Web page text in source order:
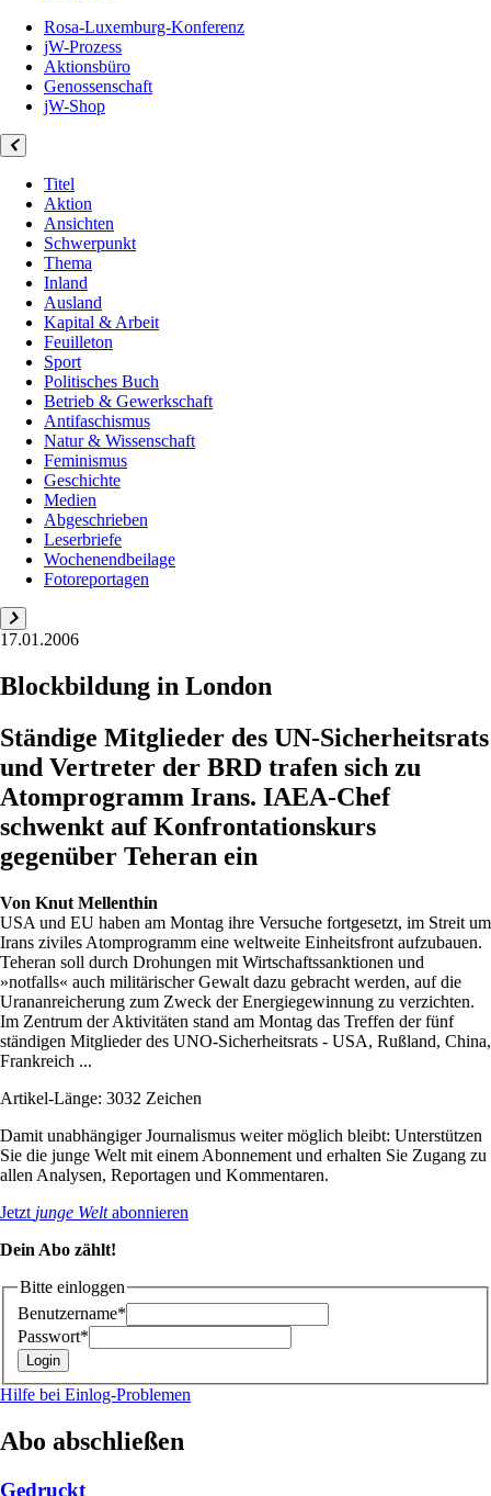
Rosa-Luxemburg-Konferenz
jW-Prozess
Aktionsbüro
Genossenschaft
jW-Shop
Titel
Aktion
Ansichten
Schwerpunkt
Thema
Inland
Ausland
Kapital & Arbeit
Feuilleton
Sport
Politisches Buch
Betrieb & Gewerkschaft
Antifaschismus
Natur & Wissenschaft
Feminismus
Geschichte
Medien
Abgeschrieben
Leserbriefe
Wochenendbeilage
Fotoreportagen
17.01.2006
Blockbildung in London
Ständige Mitglieder des UN-Sicherheitsrats
und Vertreter der BRD trafen sich zu
Atomprogramm Irans. IAEA-Chef
schwenkt auf Konfrontationskurs
gegenüber Teheran ein
Von Knut Mellenthin
USA und EU haben am Montag ihre Versuche fortgesetzt, im Streit um
Irans ziviles Atomprogramm eine weltweite Einheitsfront aufzubauen.
Teheran soll durch Drohungen mit Wirtschaftssanktionen und
»notfalls« auch militärischer Gewalt dazu gebracht werden, auf die
Urananreicherung zum Zweck der Energiegewinnung zu verzichten.
Im Zentrum der Aktivitäten stand am Montag das Treffen der fünf
ständigen Mitglieder des UNO-Sicherheitsrats - USA, Rußland, China,
Frankreich ...
Artikel-Länge: 3032 Zeichen
Damit unabhängiger Journalismus weiter möglich bleibt: Unterstützen
Sie die junge Welt mit einem Abonnement und erhalten Sie Zugang zu
allen Analysen, Reportagen und Kommentaren.
Jetzt junge Weltabonnieren
Dein Abo zählt!
Bitte einloggen
Benutzername*
Passwort*
Hilfe bei Einlog-Problemen
Abo abschließen
Gedruckt